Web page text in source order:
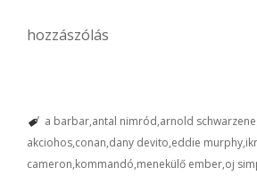
hozzászólás
a barbar antal nimród arnold
akciohos conan dany devito eddie murphy
cameron kommandó menekülő ember oj